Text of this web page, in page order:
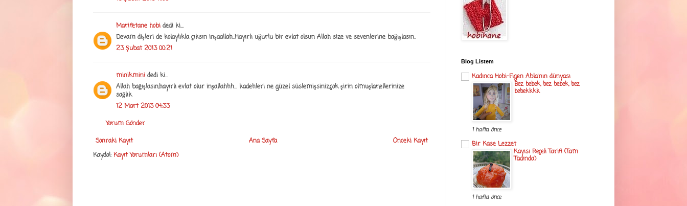
Marifetane hobi dedi ki...
Devam dişleri de kolaylıkla çıksın inşaallah..Hayırlı uğurlu bir evlat olsun Allah size ve sevenlerine bağışlasın..
23 Şubat 2013 00:21
minikmini dedi ki...
Allah bağışlasın,hayırlı evlat olur inşallahhh... kadehleri ne güzel süslemişsiniz,çok şirin olmuşlar,ellerinize
sağlık
12 Mart 2013 04:33
Yorum Gönder
Sonraki Kayıt
Önceki Kayıt
Ana Sayfa
Kaydol: Kayıt Yorumları (Atom)
Blog Listem
Kadınca Hobi-Figen Abla'nın dünyası
Bez bebek, bez bebek, bez
bebekkkk
1 hafta önce
Bir Kase Lezzet
Kayısı Reçeli Tarifi (Tam
Tadında)
1 hafta önce